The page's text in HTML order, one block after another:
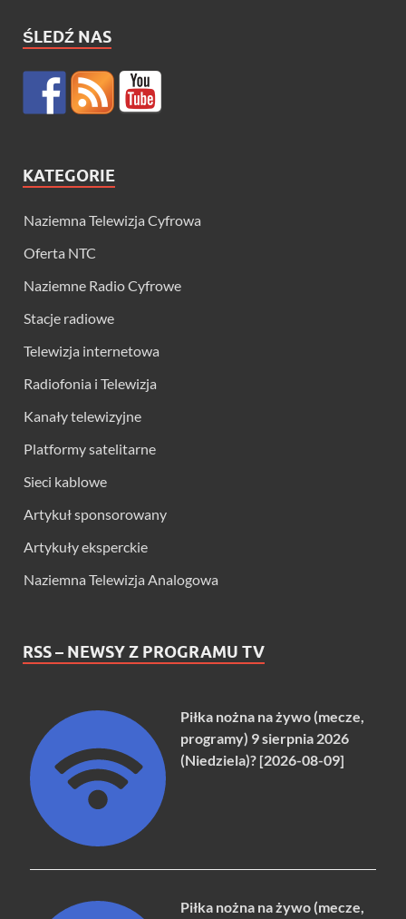
ŚLEDŹ NAS
KATEGORIE
Naziemna Telewizja Cyfrowa
Oferta NTC
Naziemne Radio Cyfrowe
Stacje radiowe
Telewizja internetowa
Radiofonia i Telewizja
Kanały telewizyjne
Platformy satelitarne
Sieci kablowe
Artykuł sponsorowany
Artykuły eksperckie
Naziemna Telewizja Analogowa
RSS – NEWSY Z PROGRAMU TV
Piłka nożna na żywo (mecze,
programy) 9 sierpnia 2026
(Niedziela)? [2026-08-09]
Piłka nożna na żywo (mecze,